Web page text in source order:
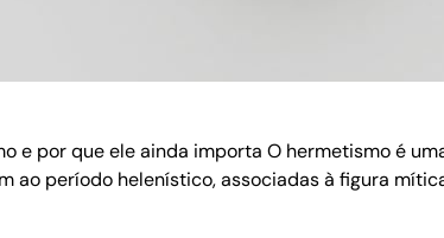
e por que ele ainda importa O hermetismo é
ao período helenístico, associadas à figura